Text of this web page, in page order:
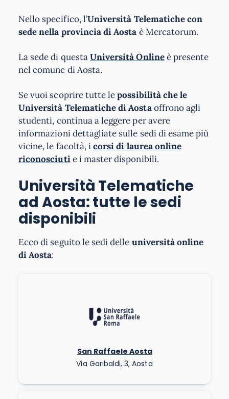
Nello specifico, l’Università Telematiche con
sede nella provincia di Aosta è Mercatorum.
La sede di questaUniversità Onlineè presente
nel comune di Aosta.
Se vuoi scoprire tutte lepossibilità che le
Università Telematiche di Aostaoffrono agli
studenti, continua a leggere per avere
informazioni dettagliate sulle sedi di esame più
vicine, le facoltà, icorsi di laurea online
riconosciutie i master disponibili.
Università Telematiche
ad Aosta: tutte le sedi
disponibili
Ecco di seguito le sedi delle università online
di Aosta:
San Raffaele Aosta
Via Garibaldi, 3, Aosta